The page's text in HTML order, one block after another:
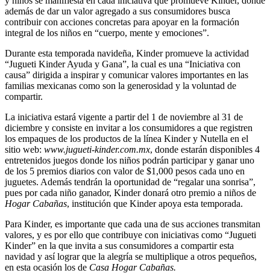
además de dar un valor agregado a sus consumidores busca
contribuir con acciones concretas para apoyar en la formación
integral de los niños en “cuerpo, mente y emociones”.
Durante esta temporada navideña, Kinder promueve la actividad
“Jugueti Kinder Ayuda y Gana”, la cual es una “Iniciativa con
causa” dirigida a inspirar y comunicar valores importantes en las
familias mexicanas como son la generosidad y la voluntad de
compartir.
La iniciativa estará vigente a partir del 1 de noviembre al 31 de
diciembre y consiste en invitar a los consumidores a que registren
los empaques de los productos de la línea Kinder y Nutella en el
sitio web: www.jugueti-kinder.com.mx, donde estarán disponibles 4
entretenidos juegos donde los niños podrán participar y ganar uno
de los 5 premios diarios con valor de $1,000 pesos cada uno en
juguetes. Además tendrán la oportunidad de “regalar una sonrisa”,
pues por cada niño ganador, Kinder donará otro premio a niños de
Hogar Cabañas, institución que Kinder apoya esta temporada.
Para Kinder, es importante que cada una de sus acciones transmitan
valores, y es por ello que contribuye con iniciativas como “Jugueti
Kinder” en la que invita a sus consumidores a compartir esta
navidad y así lograr que la alegría se multiplique a otros pequeños,
en esta ocasión los de Casa Hogar Cabañas.